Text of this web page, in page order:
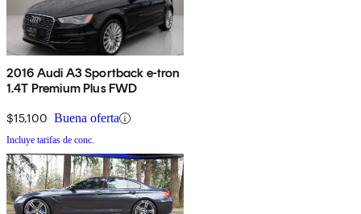
2016 Audi A3 Sportback e-tron
1.4T Premium Plus FWD
$15,100 Buena oferta
Incluye tarifas de conc.